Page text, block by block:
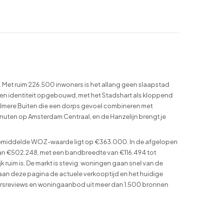
ruim 226.500 inwoners is het allang geen slaapstad
identiteit opgebouwd, met het Stadshart als kloppend
Buiten die een dorps gevoel combineren met
op Amsterdam Centraal, en de Hanzelijn brengt je
WOZ-waarde ligt op €363.000. In de afgelopen
€502.248, met een bandbreedte van €116.494 tot
is. De markt is stevig: woningen gaan snel van de
deze pagina de actuele verkooptijd en het huidige
en woningaanbod uit meer dan 1.500 bronnen